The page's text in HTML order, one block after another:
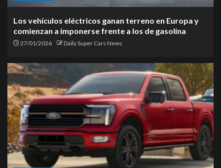
Los vehículos eléctricos ganan terreno en Europa y
comienzan a imponerse frente a los de gasolina
27/01/2026 Daily Super Cars News